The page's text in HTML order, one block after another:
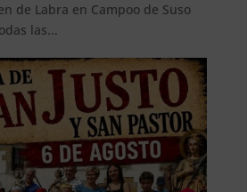
de Labra en Campoo de Suso
las...